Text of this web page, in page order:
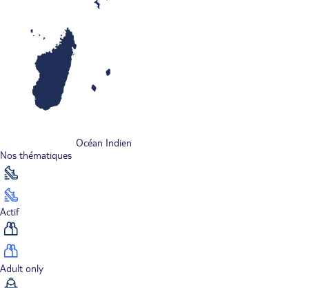
Océan Indien
Nos thématiques
Actif
Adult only